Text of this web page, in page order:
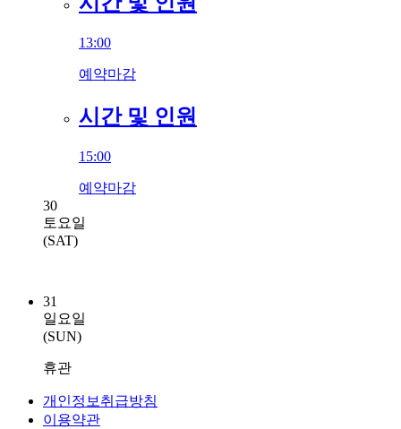
13:00
예약마감
시간 및 인원
15:00
예약마감
30
토요일
(SAT)
31
일요일
(SUN)
휴관
개인정보취급방침
이용약관